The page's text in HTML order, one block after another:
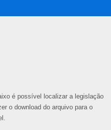
é possível localizar a legislação
o download do arquivo para o